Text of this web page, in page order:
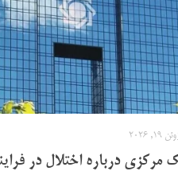
19, 2026
درباره اختلال در فرایند ۴ بانک